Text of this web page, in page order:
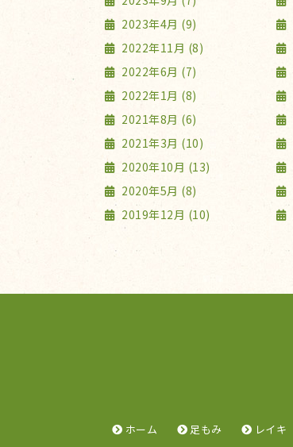
2023年4月 (9)
2022年11月 (8)
2022年6月 (7)
2022年1月 (8)
2021年8月 (6)
2021年3月 (10)
2020年10月 (13)
2020年5月 (8)
2019年12月 (10)
ホーム 足もみ レイキ